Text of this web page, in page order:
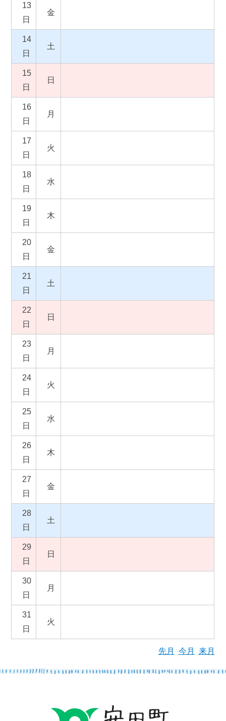
13
日
金
14
日
土
15
日
日
16
日
月
17
日
火
18
日
水
19
日
木
20
日
金
21
日
土
22
日
日
23
日
月
24
日
火
25
日
水
26
日
木
27
日
金
28
日
土
29
日
日
30
日
月
31
日
火
先月 今月 来月